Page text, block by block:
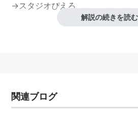
→スタジオぴえろ
解説の続きを読む
関連ブログ